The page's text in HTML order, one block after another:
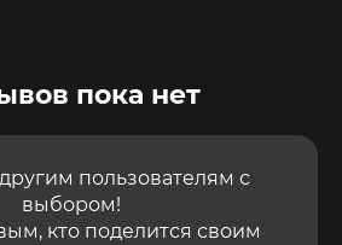
пока нет
пользователям с
выбором!
кто поделится своим